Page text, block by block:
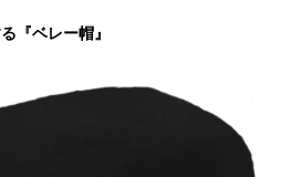
『ベレー帽』